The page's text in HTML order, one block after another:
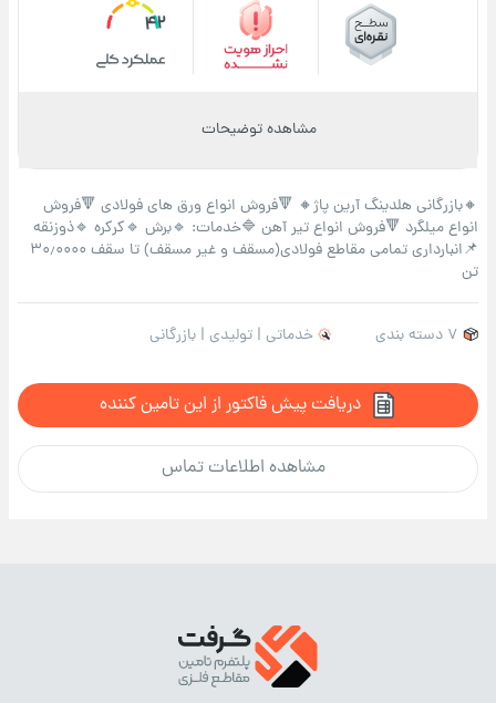
🔸بازرگانی هلدینگ آرین پاژ🔸 🔻فروش انواع ورق های فولادی 🔻فروش
انواع میلگرد 🔻فروش انواع تیر آهن 🔷خدمات: 🔹برش 🔹کرکره 🔹ذوزنقه
📌انبارداری تمامی مقاطع فولادی(مسقف و غیر مسقف) تا سقف 30٫0000
تن
7 دسته بندی خدماتی | تولیدی | بازرگانی
دریافت پیش فاکتور از این تامین کننده
مشاهده اطلاعات تماس
42
مشاهده توضیحات